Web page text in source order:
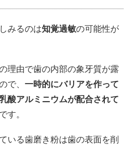
みるのは知覚過敏の可能性が
理由で歯の内部の象牙質が露
で、一時的にバリアを作って
酸アルミニウムが配合されて
す。
いる歯磨き粉は歯の表面を削